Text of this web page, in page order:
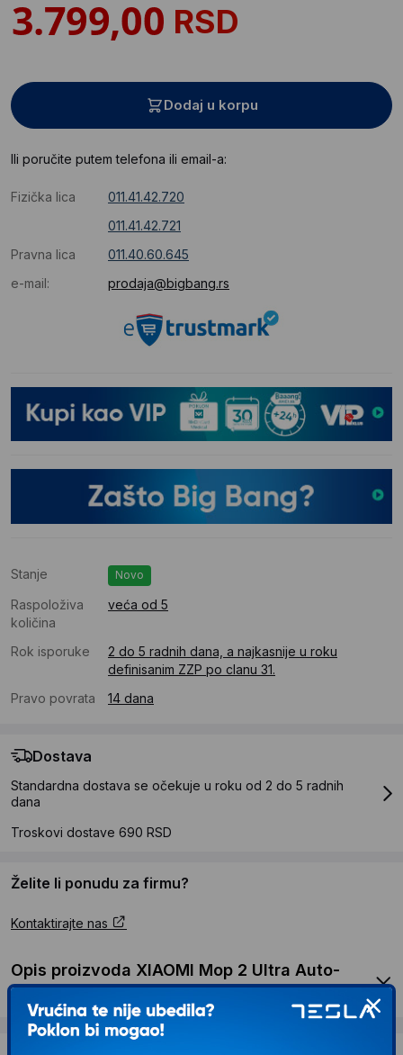
RSD
Dodaj u korpu
Ili poručite putem telefona ili email-a:
Fizička lica
011.41.42.720
011.41.42.721
Pravna lica
011.40.60.645
e-mail:
prodaja@bigbang.rs
Stanje Novo
Raspoloživa
količina
veća od 5
Rok isporuke
2 do 5 radnih dana, a najkasnije u roku
definisanim ZZP po clanu 31.
Pravo povrata
14 dana
Dostava
Standardna dostava se očekuje u roku od 2 do 5 radnih
dana
Troskovi dostave 690 RSD
Želite li ponudu za firmu?
Kontaktirajte nas
Opis proizvoda XIAOMI Mop 2 Ultra Auto-
empty station